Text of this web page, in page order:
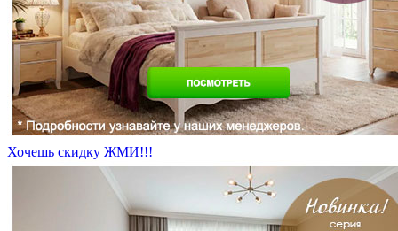
Хочешь скидку ЖМИ!!!